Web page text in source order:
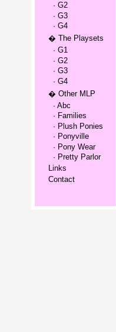
· G2
· G3
· G4
� The Playsets
· G1
· G2
· G3
· G4
� Other MLP
· Abc
· Families
· Plush Ponies
· Ponyville
· Pony Wear
· Pretty Parlor
Links
Contact